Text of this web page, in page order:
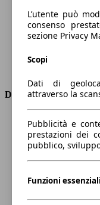
Cilindrata
Carburante
Trasmissione
Dimensioni
Lunghezza
Altezza
Larghezza
Passo
Carico massimo
Porte
L’utente può
consenso
sezione Privacy
Scopi
Dati di
attraverso la
Pubblicità e
prestazioni dei
pubblico,
Funzioni